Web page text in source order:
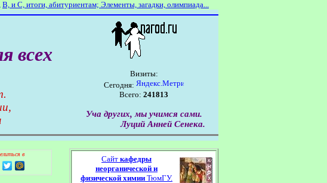
В, и С, итоги, абитуриентам; Элементы, загадки, олимпиада...
всех
Визиты:
Сегодня:
Всего: 241813
Уча других, мы учимся сами.
Луций Анней Сенека.
в
Сайт кафедры
неорганической и
физической химии ТюмГУ.